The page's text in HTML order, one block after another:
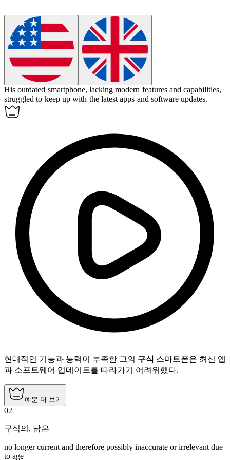
Hisoutdated smartphone, lacking modern features and capabilities,
struggled to keep up with the latest apps and software updates.
현대적인 기능과 능력이 부족한 그의 구식 스마트폰은 최신 앱
과 소프트웨어 업데이트를 따라가기 어려워했다.
예문 더 보기
02
구식의 , 낡은
no longer current and therefore possibly inaccurate or irrelevant due
to age